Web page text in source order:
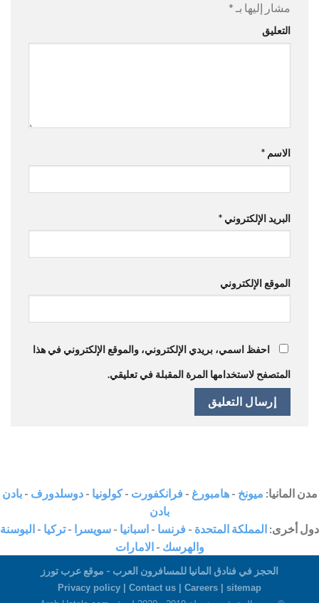
مشار إليها بـ *
التعليق
الاسم *
البريد الإلكتروني *
الموقع الإلكتروني
احفظ اسمي، بريدي الإلكتروني، والموقع الإلكتروني في هذا
المتصفح لاستخدامها المرة المقبلة في تعليقي.
مدن المانيا: ميونخ -هامبورغ - فرانكفورت -كولونيا -دوسلدورف -بادن
بادن
دول أخرى: المملكة المتحدة - فرنسا - اسبانيا - سويسرا -تركيا - البوسنة
والهرسك - الامارات
الحجز في فنادق المانيا للمسافرون العرب - موقع عرب تورز
Privacy policy | Contact us Careers
sitemap